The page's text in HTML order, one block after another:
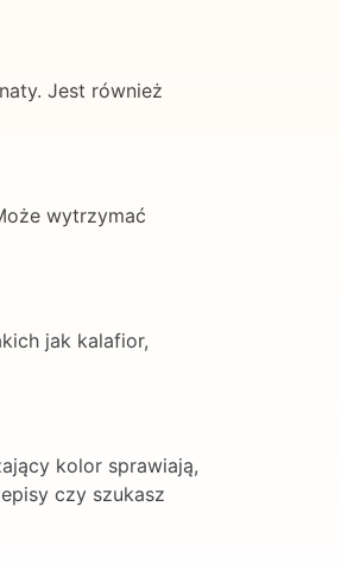
Jest również
wytrzymać
jak kalafior,
kolor sprawiają,
czy szukasz